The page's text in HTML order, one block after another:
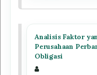
Analisis Faktor
Perusahaan
Obligasi